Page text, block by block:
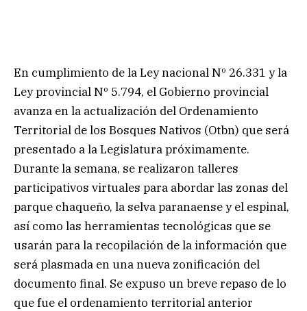
En cumplimiento de la Ley nacional Nº 26.331 y la
Ley provincial Nº 5.794, el Gobierno provincial
avanza en la actualización del Ordenamiento
Territorial de los Bosques Nativos (Otbn) que será
presentado a la Legislatura próximamente.
Durante la semana, se realizaron talleres
participativos virtuales para abordar las zonas del
parque chaqueño, la selva paranaense y el espinal,
así como las herramientas tecnológicas que se
usarán para la recopilación de la información que
será plasmada en una nueva zonificación del
documento final. Se expuso un breve repaso de lo
que fue el ordenamiento territorial anterior